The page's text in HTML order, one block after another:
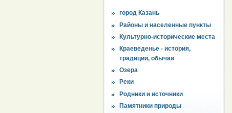
город Казань
Районы и населенные пункты
Культурно-исторические места
Краеведенье - история,
традиции, обычаи
Озера
Реки
Родники и источники
Памятники природы